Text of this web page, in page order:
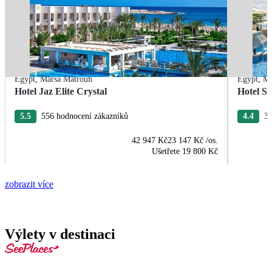
Egypt,Marsa Matrouh
Hotel Jaz Elite Crystal
5.5 556 hodnocení zákazníků
42 947 Kč23 147 Kč /os.
Ušetřete 19 800 Kč
Egypt,
Hotel
4.4
zobrazit více
Výlety v destinaci